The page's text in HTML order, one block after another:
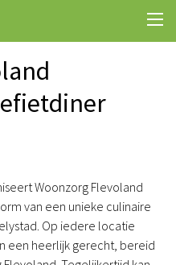
Woonzorg Flevoland
van een unieke culinaire
Op iedere locatie
een heerlijk gerecht, bereid